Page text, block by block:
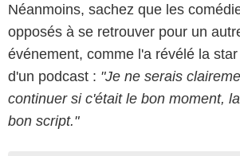
Néanmoins, sachez que les
opposés à se retrouver pour un
événement, comme l'a révélé la
d'un podcast : "Je ne serais
continuer si c'était le bon moment,
bon script."